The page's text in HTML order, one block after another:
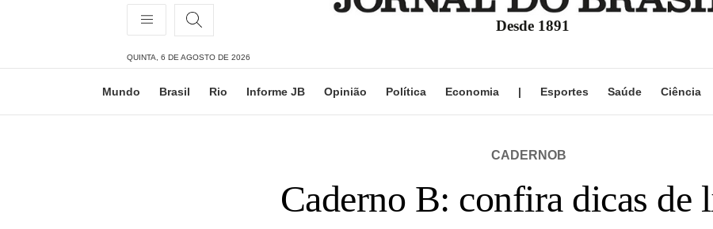
Desde 1891
QUINTA, 6 DE AGOSTO DE 2026
Mundo Brasil Rio Informe JB Opinião Política Economia | Esportes Saúde Ciência
CADERNOB
Caderno B: confira dicas de